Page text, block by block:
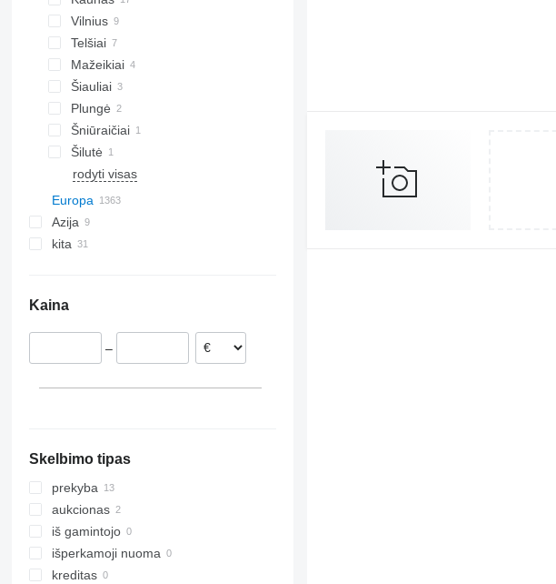
Vilnius
Telšiai
Mažeikiai
Šiauliai
Plungė
Šniūraičiai
Šilutė
rodyti visas
Europa
Belgija
Čekija
Stoke-on-Trent
Leeds
Sunderland
Doncaster
Azija
kita
Kaina
–
Skelbimo tipas
prekyba
aukcionas
iš gamintojo
išperkamoji nuoma
kreditas